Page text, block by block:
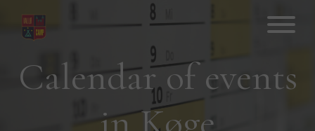
Calendar of events
in Køge